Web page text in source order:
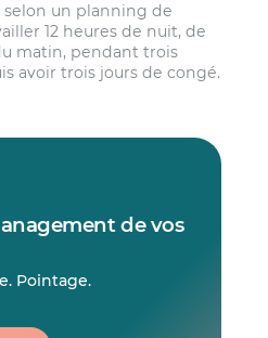
selon un planning de
12 heures de nuit, de
matin, pendant trois
avoir trois jours de congé.
de vos
Pointage.